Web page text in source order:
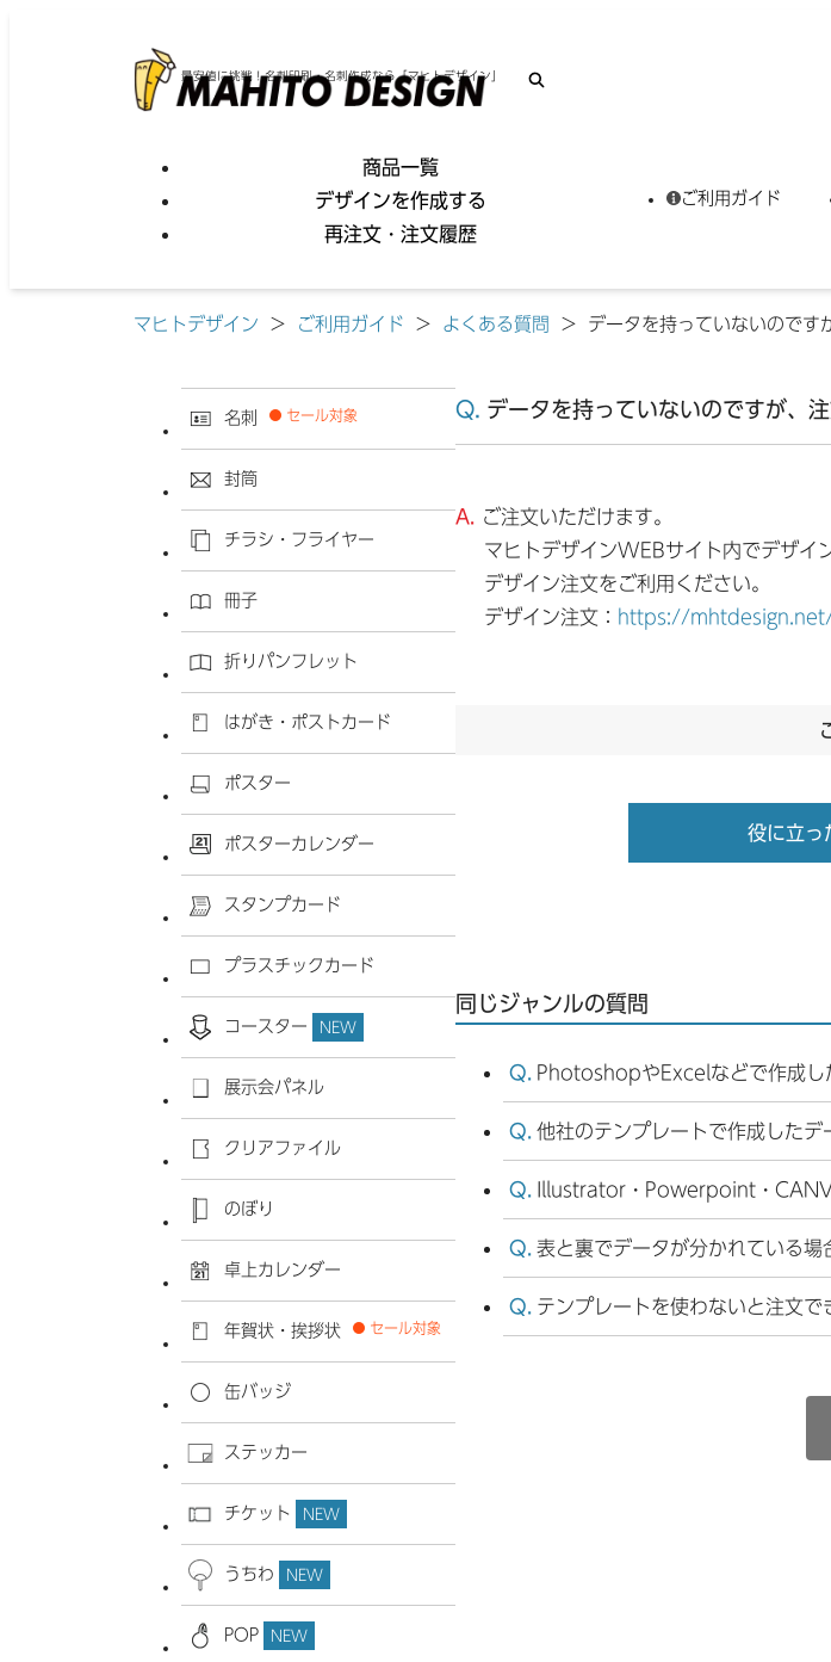
最安値に挑戦！名刺印刷・名刺作成なら「マヒトデザイン」
商品一覧
デザインを作成する
再注文・注文履歴
ご利用ガイド
マヒトデザイン > ご利用ガイド > よくある質問 > データを持っていないのです
名刺 セール対象
封筒
チラシ・フライヤー
冊子
折りパンフレット
はがき・ポストカード
ポスター
ポスターカレンダー
スタンプカード
プラスチックカード
コースター NEW
展示会パネル
クリアファイル
のぼり
卓上カレンダー
年賀状・挨拶状 セール対象
缶バッジ
ステッカー
チケット NEW
うちわ NEW
POP NEW
データを持っていないのですが、
ご注文いただけます。
マヒトデザインWEBサイト内でデザイ
デザイン注文をご利用ください。
デザイン注文： https://
役に立っ
同じジャンルの質問
PhotoshopやExcelなどで作成し
他社のテンプレートで作成したデ
Illustrator・Powerpoint・
表と裏でデータが分かれている場
テンプレートを使わないと注文で